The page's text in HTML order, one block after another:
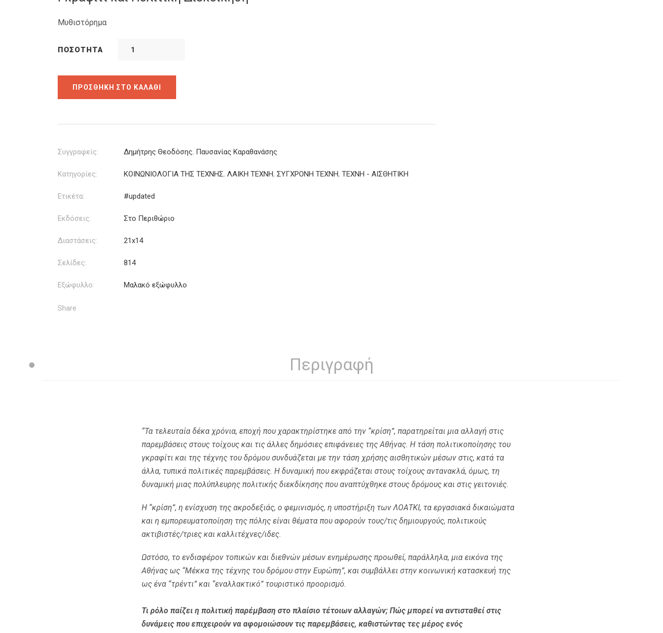
10.00€.
7.00€.
Μυθιστόρημα
ΠΟΣΌΤΗΤΑ
ΠΡΟΣΘΉΚΗ ΣΤΟ ΚΑΛΆΘΙ
Συγγραφείς: Δημήτρης Θεοδόσης, Παυσανίας Καραθανάσης
Κατηγορίες: ΚΟΙΝΩΝΙΟΛΟΓΙΑ ΤΗΣ ΤΕΧΝΗΣ, ΛΑΙΚΗ ΤΕΧΝΗ, ΣΥΓΧΡΟΝΗ ΤΕΧΝΗ, ΤΕΧΝΗ - ΑΙΣΘΗΤΙΚΗ
Ετικέτα: #updated
Εκδόσεις: Στο Περιθώριο
Διαστάσεις: 21x14
Σελίδες: 814
Εξώφυλλο: Μαλακό εξώφυλλο
Share
Περιγραφή
“Τα τελευταία δέκα χρόνια, εποχή που χαρακτηρίστηκε από την “κρίση”, παρατηρείται μια αλλαγή στις
παρεμβάσεις στους τοίχους και τις άλλες δημόσιες επιφάνειες της Αθήνας. Η τάση πολιτικοποίησης του
γκραφίτι και της τέχνης του δρόμου συνδυάζεται με την τάση χρήσης αισθητικών μέσων στις, κατά τα
άλλα, τυπικά πολιτικές παρεμβάσεις. Η δυναμική που εκφράζεται στους τοίχους αντανακλά, όμως, τη
δυναμική μιας πολύπλευρης πολιτικής διεκδίκησης που αναπτύχθηκε στους δρόμους και στις γειτονιές.
Η “κρίση”, η ενίσχυση της ακροδεξιάς, ο φεμινισμός, η υποστήριξη των ΛΟΑΤΚΙ, τα εργασιακά δικαιώματα
και η εμπορευματοποίηση της πόλης είναι θέματα που αφορούν τους/τις δημιουργούς, πολιτικούς
ακτιβιστές/τριες και καλλιτέχνες/ιδες.
Ωστόσο, το ενδιαφέρον τοπικών και διεθνών μέσων ενημέρωσης προωθεί, παράλληλα, μια εικόνα της
Αθήνας ως “Μέκκα της τέχνης του δρόμου στην Ευρώπη”, και συμβάλλει στην κοινωνική κατασκευή της
ως ένα “τρέντι” και “εναλλακτικό” τουριστικό προορισμό.
Τι ρόλο παίζει η πολιτική παρέμβαση στο πλαίσιο τέτοιων αλλαγών; Πώς μπορεί να αντισταθεί στις
δυνάμεις που επιχειρούν να αφομοιώσουν τις παρεμβάσεις, καθιστώντας τες μέρος ενός